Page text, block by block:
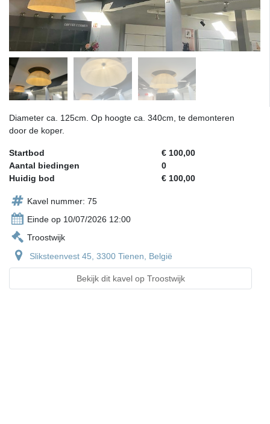
Diameter ca. 125cm. Op hoogte ca. 340cm, te demonteren
door de koper.
Startbod
€ 100,00
Aantal biedingen
0
Huidig bod
€ 100,00
Kavel nummer: 75
Einde op 10/07/2026 12:00
Troostwijk
Sliksteenvest 45, 3300 Tienen, België
Bekijk dit kavel op Troostwijk